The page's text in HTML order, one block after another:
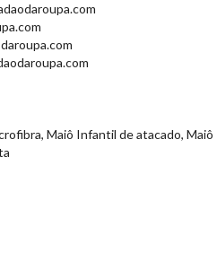
Maiô Infantil de atacado,